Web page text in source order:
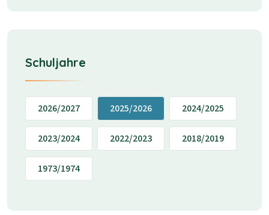
Schuljahre
2026/2027 2025/2026 2024/2025
2023/2024 2022/2023 2018/2019
1973/1974